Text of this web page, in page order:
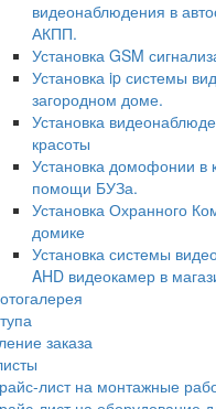
видеонаблюдения в
АКПП.
Установка GSM
Установка ip системы
загородном доме.
Установка
красоты
Установка домофонии в
помощи БУЗа.
Установка Охранного
домике
Установка системы
AHD видеокамер в
заказа
лист на монтажные